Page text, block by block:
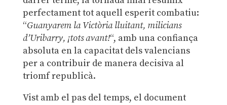
perfectament tot aquell esperit combatiu:
“Guanyarem la Victòria lluitant, milicians
d’Uribarry, ¡tots avant!“, amb una confiança
absoluta en la capacitat dels valencians
per a contribuir de manera decisiva al
triomf republicà.
Vist amb el pas del temps, el document